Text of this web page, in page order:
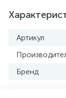
Артикул
Бренд